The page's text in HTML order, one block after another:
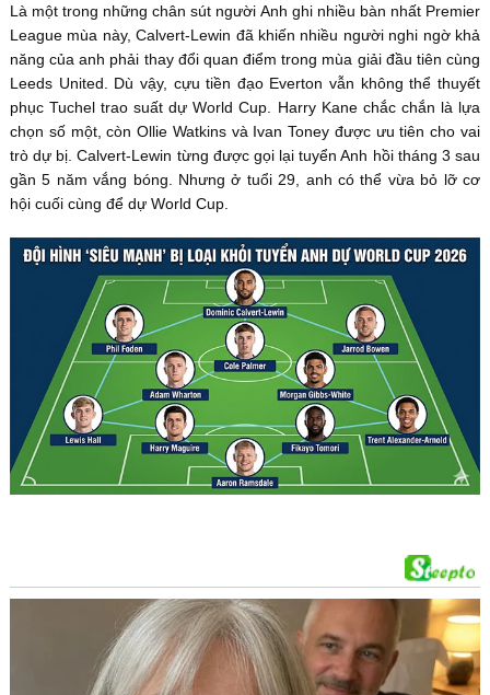
Là một trong những chân sút người Anh ghi nhiều bàn nhất Premier
League mùa này, Calvert-Lewin đã khiến nhiều người nghi ngờ khả
năng của anh phải thay đổi quan điểm trong mùa giải đầu tiên cùng
Leeds United. Dù vậy, cựu tiền đạo Everton vẫn không thể thuyết
phục Tuchel trao suất dự World Cup. Harry Kane chắc chắn là lựa
chọn số một, còn Ollie Watkins và Ivan Toney được ưu tiên cho vai
trò dự bị. Calvert-Lewin từng được gọi lại tuyển Anh hồi tháng 3 sau
gần 5 năm vắng bóng. Nhưng ở tuổi 29, anh có thể vừa bỏ lỡ cơ
hội cuối cùng để dự World Cup.